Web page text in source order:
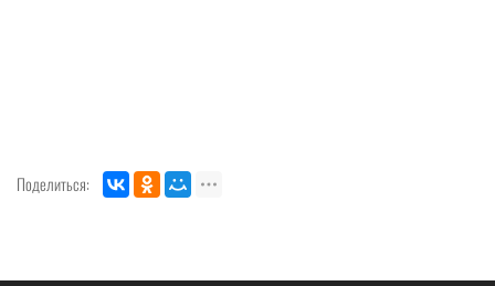
Поделиться: